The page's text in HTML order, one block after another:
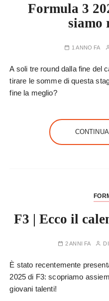
Formula 3
siamo
1 ANNO FA
A soli tre round dalla fine del
tirare le somme di questa
fine la meglio?
F3 | Ecco il
2 ANNI FA DI
È stato recentemente
2025 di F3: scopriamo
giovani talenti!